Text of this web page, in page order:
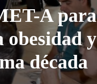
A para
obesidad y
década